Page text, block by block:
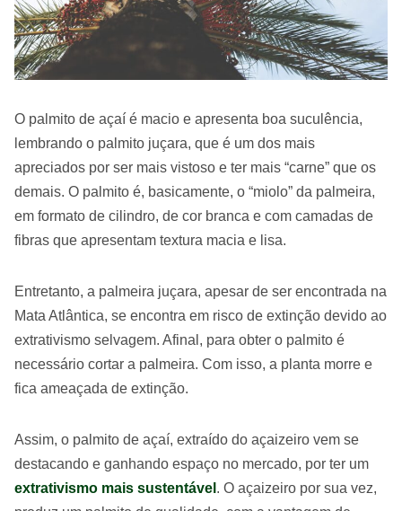
O palmito de açaí é macio e apresenta boa suculência,
lembrando o palmito juçara, que é um dos mais
apreciados por ser mais vistoso e ter mais “carne” que os
demais. O palmito é, basicamente, o “miolo” da palmeira,
em formato de cilindro, de cor branca e com camadas de
fibras que apresentam textura macia e lisa.
Entretanto, a palmeira juçara, apesar de ser encontrada na
Mata Atlântica, se encontra em risco de extinção devido ao
extrativismo selvagem. Afinal, para obter o palmito é
necessário cortar a palmeira. Com isso, a planta morre e
fica ameaçada de extinção.
Assim, o palmito de açaí, extraído do açaizeiro vem se
destacando e ganhando espaço no mercado, por ter um
extrativismo mais sustentável . O açaizeiro por sua vez,